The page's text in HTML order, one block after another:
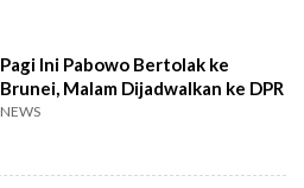
Pagi Ini Pabowo Bertolak ke
Brunei, Malam Dijadwalkan ke DPR
NEWS